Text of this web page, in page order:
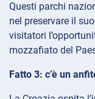
Questi parchi
nel preservare il
visitatori
mozzafiato del
Fatto 3: c’è un